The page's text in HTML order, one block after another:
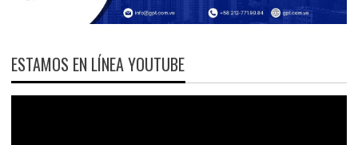
ESTAMOS EN LÍNEA YOUTUBE